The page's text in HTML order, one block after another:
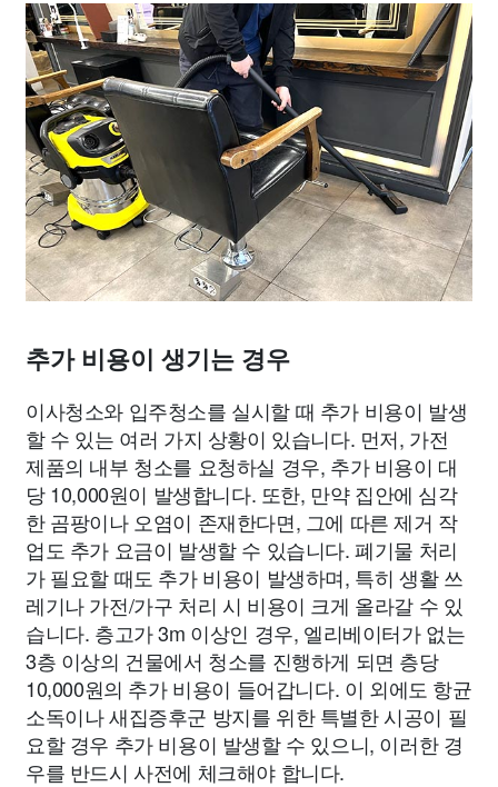
추가 비용이 생기는 경우
이사청소와 입주청소를 실시할 때 추가 비용이 발생
할 수 있는 여러 가지 상황이 있습니다. 먼저, 가전
제품의 내부 청소를 요청하실 경우, 추가 비용이 대
당 10,000원이 발생합니다. 또한, 만약 집안에 심각
한 곰팡이나 오염이 존재한다면, 그에 따른 제거 작
업도 추가 요금이 발생할 수 있습니다. 폐기물 처리
가 필요할 때도 추가 비용이 발생하며, 특히 생활 쓰
레기나 가전/가구 처리 시 비용이 크게 올라갈 수 있
습니다. 층고가 3m 이상인 경우, 엘리베이터가 없는
3층 이상의 건물에서 청소를 진행하게 되면 층당
10,000원의 추가 비용이 들어갑니다. 이 외에도 항균
소독이나 새집증후군 방지를 위한 특별한 시공이 필
요할 경우 추가 비용이 발생할 수 있으니, 이러한 경
우를 반드시 사전에 체크해야 합니다.